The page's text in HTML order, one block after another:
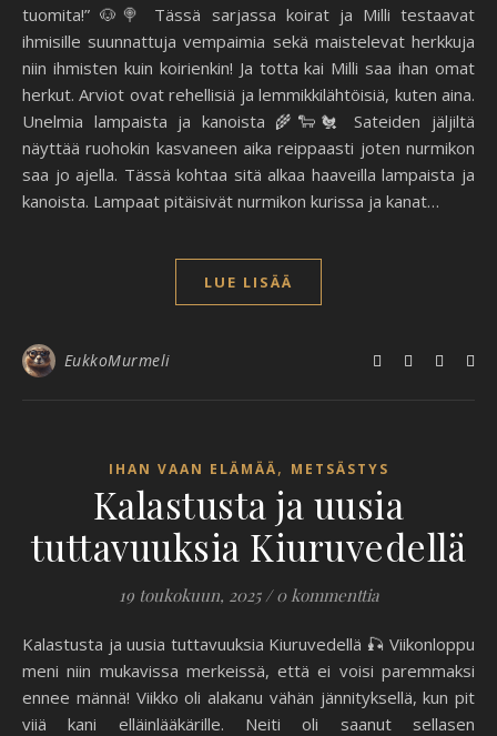
tuomita!” 🐶🍭 Tässä sarjassa koirat ja Milli testaavat
ihmisille suunnattuja vempaimia sekä maistelevat herkkuja
niin ihmisten kuin koirienkin! Ja totta kai Milli saa ihan omat
herkut. Arviot ovat rehellisiä ja lemmikkilähtöisiä, kuten aina.
Unelmia lampaista ja kanoista 🌾🐑🐔 Sateiden jäljiltä
näyttää ruohokin kasvaneen aika reippaasti joten nurmikon
saa jo ajella. Tässä kohtaa sitä alkaa haaveilla lampaista ja
kanoista. Lampaat pitäisivät nurmikon kurissa ja kanat…
LUE LISÄÄ
EukkoMurmeli
IHAN VAAN ELÄMÄÄ, METSÄSTYS
Kalastusta ja uusia
tuttavuuksia Kiuruvedellä
19 toukokuun, 2025 / 0 kommenttia
Kalastusta ja uusia tuttavuuksia Kiuruvedellä 🎣 Viikonloppu
meni niin mukavissa merkeissä, että ei voisi paremmaksi
ennee männä! Viikko oli alakanu vähän jännityksellä, kun pit
viiä kani elläinlääkärille. Neiti oli saanut sellasen